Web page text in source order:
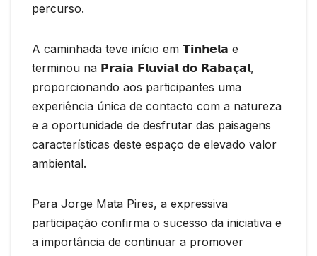
percurso.
A caminhada teve início em 𝗧𝗶𝗻𝗵𝗲𝗹𝗮 e
terminou na 𝗣𝗿𝗮𝗶𝗮 𝗙𝗹𝘂𝘃𝗶𝗮𝗹 𝗱𝗼 𝗥𝗮𝗯𝗮𝗰̧𝗮𝗹,
proporcionando aos participantes uma
experiência única de contacto com a natureza
e a oportunidade de desfrutar das paisagens
características deste espaço de elevado valor
ambiental.
Para Jorge Mata Pires, a expressiva
participação confirma o sucesso da iniciativa e
a importância de continuar a promover